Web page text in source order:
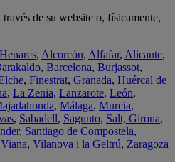
de su website o, físicamente,
, Alcorcón, Alfafar, Alicante,
, Barcelona, Burjassot,
, Finestrat, Granada, Huércal de
, La Zenia, Lanzarote, León,
, Málaga, Murcia,
, Sabadell, Sagunto, Salt, Girona,
, Santiago de Compostela,
Viana, Vilanova i la Geltrú, Zaragoza